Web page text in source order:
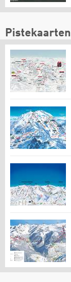
Pistekaarten